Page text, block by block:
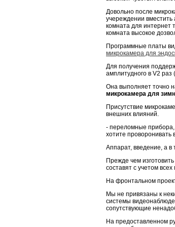
Довольно после
учереждении
комната для интернет
комната высокое
Программные платы
микрокамера для
Для получения
амплитудного в V2 раз
Она выполняет точно
микрокамера для
Присутствие
внешних влияний.
- переломные прибора,
хотите проворонивать
Аппарат, введение, а
Прежде чем
составят с учетом
На фронтальном
Мы не привязаны к
системы
сопутствующие
На предоставленном